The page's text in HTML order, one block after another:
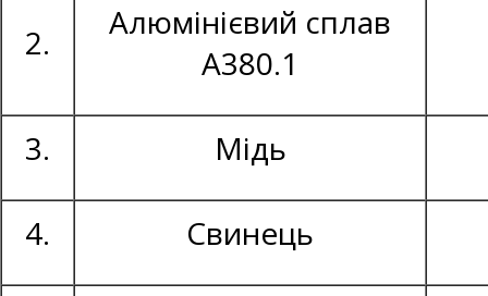
2.
Алюмінієвий сплав
А380.1
3. Мідь
4. Свинець